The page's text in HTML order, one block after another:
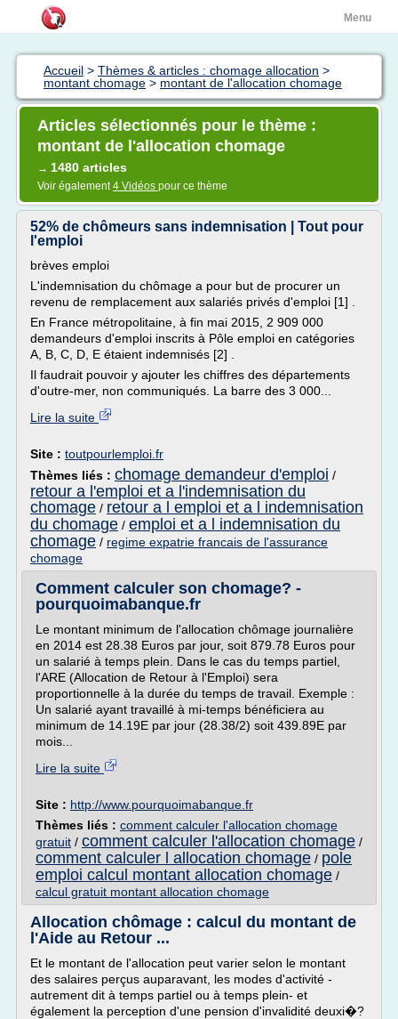
Menu
Accueil > Thèmes & articles : chomage allocation >
montant chomage > montant de l'allocation chomage
Articles sélectionnés pour le thème :
montant de l'allocation chomage
→ 1480 articles
Voir également4 Vidéos pour ce thème
52% de chômeurs sans indemnisation | Tout pour
l'emploi
brèves emploi
L'indemnisation du chômage a pour but de procurer un
revenu de remplacement aux salariés privés d'emploi [1] .
En France métropolitaine, à fin mai 2015, 2 909 000
demandeurs d'emploi inscrits à Pôle emploi en catégories
A, B, C, D, E étaient indemnisés [2] .
Il faudrait pouvoir y ajouter les chiffres des départements
d'outre-mer, non communiqués. La barre des 3 000...
Lire la suite
Site : toutpourlemploi.fr
Thèmes liés : chomage demandeur d'emploi /
retour a l'emploi et a l'indemnisation du
chomage / retour a l emploi et a l indemnisation
du chomage / emploi et a l indemnisation du
chomage / regime expatrie francais de l'assurance
chomage
Comment calculer son chomage? -
pourquoimabanque.fr
Le montant minimum de l'allocation chômage journalière
en 2014 est 28.38 Euros par jour, soit 879.78 Euros pour
un salarié à temps plein. Dans le cas du temps partiel,
l'ARE (Allocation de Retour à l'Emploi) sera
proportionnelle à la durée du temps de travail. Exemple :
Un salarié ayant travaillé à mi-temps bénéficiera au
minimum de 14.19E par jour (28.38/2) soit 439.89E par
mois...
Lire la suite
Site : http://www.pourquoimabanque.fr
Thèmes liés : comment calculer l'allocation chomage
gratuit / comment calculer l'allocation chomage /
comment calculer l allocation chomage / pole
emploi calcul montant allocation chomage /
calcul gratuit montant allocation chomage
Allocation chômage : calcul du montant de
l'Aide au Retour ...
Et le montant de l'allocation peut varier selon le montant
des salaires perçus auparavant, les modes d'activité -
autrement dit à temps partiel ou à temps plein- et
également la perception d'une pension d'invalidité deuxi�?